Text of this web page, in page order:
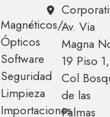
Magnéticos/
Ópticos
Software
Seguridad
Limpieza
Importaciones
Av. Via
Magna
19 Piso 1,
Col
de las
Palmas